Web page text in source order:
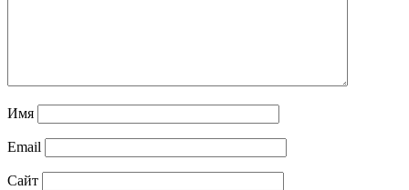
Имя
Email
Сайт